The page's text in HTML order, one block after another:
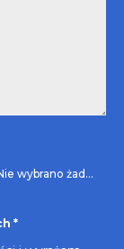
Nie wybrano żadnego pliku
*